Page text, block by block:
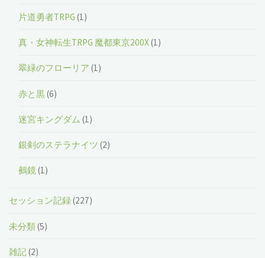
片道勇者TRPG (1)
真・女神転生TRPG 魔都東京200X(1)
翠緑のフローリア (1)
赤と黒(6)
迷宮キングダム (1)
銀剣のステラナイツ (2)
鵺鏡(1)
セッション記録(227)
未分類(5)
雑記(2)